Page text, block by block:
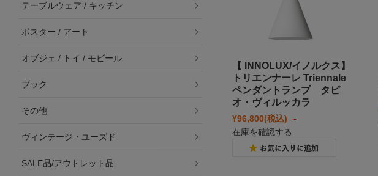
【 INNOLUX/イノルクス】
トリエンナーレ Triennale
ペンダントランプ タピ
オ・ヴィルッカラ
¥96,800(税込) ～
在庫を確認する
テーブルウェア / キッチン
ポスター / アート
オブジェ / トイ / モビール
ブック
その他
ヴィンテージ・ユーズド
SALE品/アウトレット品